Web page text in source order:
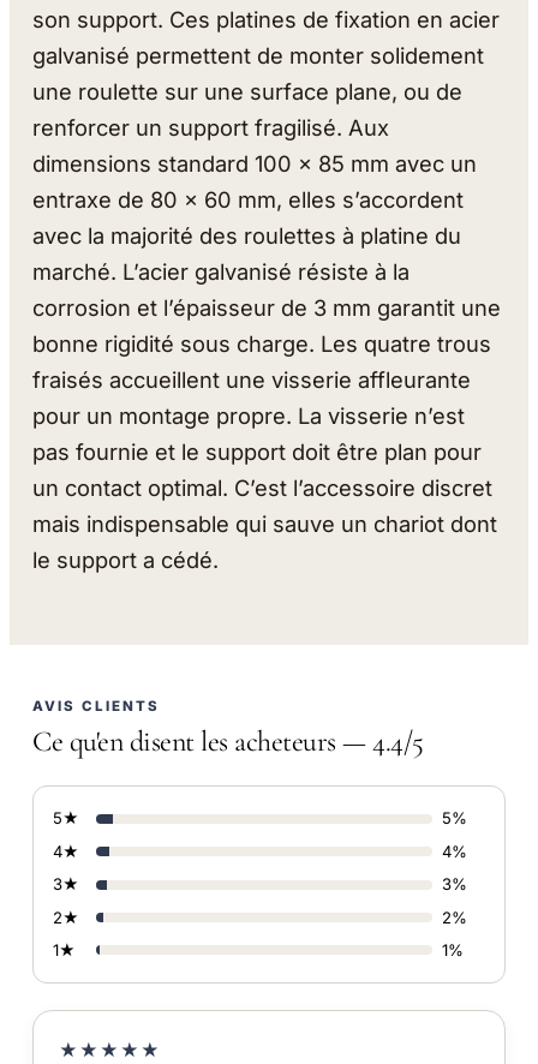
son support. Ces platines de fixation en acier
galvanisé permettent de monter solidement
une roulette sur une surface plane, ou de
renforcer un support fragilisé. Aux
dimensions standard 100 x 85 mm avec un
entraxe de 80 x 60 mm, elles s’accordent
avec la majorité des roulettes à platine du
marché. L’acier galvanisé résiste à la
corrosion et l’épaisseur de 3 mm garantit une
bonne rigidité sous charge. Les quatre trous
fraisés accueillent une visserie affleurante
pour un montage propre. La visserie n’est
pas fournie et le support doit être plan pour
un contact optimal. C’est l’accessoire discret
mais indispensable qui sauve un chariot dont
le support a cédé.
AVIS CLIENTS
Ce qu'en disent les acheteurs — 4.4/5
5★
5%
4★
4%
3★
3%
2★
2%
1★
1%
★★★★★